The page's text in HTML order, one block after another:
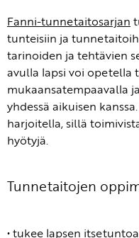
Fanni-tunnetaitosarjan
tunteisiin ja
tarinoiden ja tehtävien
avulla lapsi voi opetella
mukaansatempaavalla
yhdessä aikuisen
harjoitella, sillä
hyötyjä.
Tunnetaitojen
• tukee lapsen itsetuntoa